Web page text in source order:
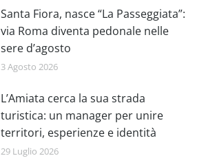
Santa Fiora, nasce “La Passeggiata”:
via Roma diventa pedonale nelle
sere d’agosto
3 Agosto 2026
L’Amiata cerca la sua strada
turistica: un manager per unire
territori, esperienze e identità
29 Luglio 2026